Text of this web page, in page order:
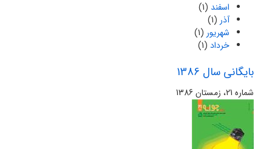
اسفند (1)
آذر (1)
شهریور (1)
خرداد (1)
بایگانی سال 1386
شماره 21، زمستان 1386